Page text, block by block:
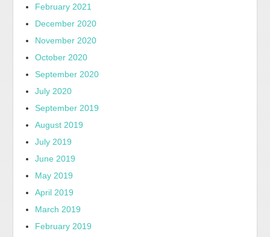
February 2021
December 2020
November 2020
October 2020
September 2020
July 2020
September 2019
August 2019
July 2019
June 2019
May 2019
April 2019
March 2019
February 2019